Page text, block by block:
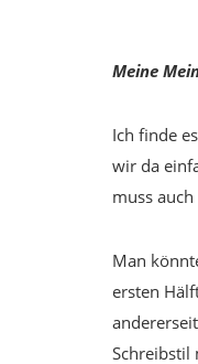
Meine
Ich finde
wir da
muss
Man
ersten
Schreibstil